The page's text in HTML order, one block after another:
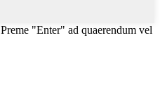
Preme "Enter" ad quaerendum vel